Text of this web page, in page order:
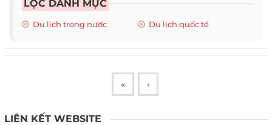
LỌC DANH MỤC
Du lịch trong nước Du lịch quốc tế
« ‹
LIÊN KẾT WEBSITE